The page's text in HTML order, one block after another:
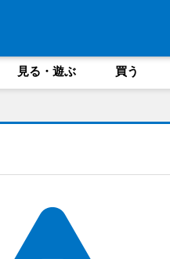
見る・遊ぶ 買う